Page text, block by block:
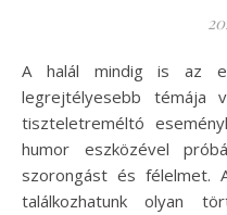
A halál mindig is az emberiség egyik legősibb és
legrejtélyesebb témája
tiszteletreméltó
humor eszközével
szorongást és félelmet.
találkozhatunk olyan